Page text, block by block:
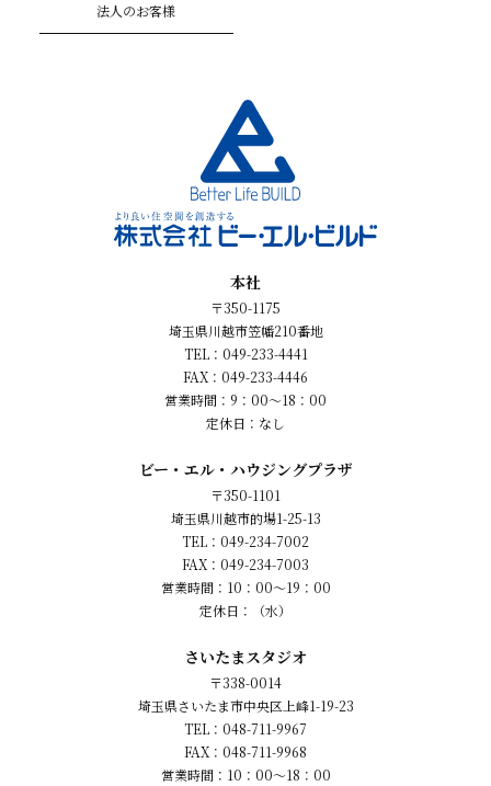
法人のお客様
本社
〒350-1175
埼玉県川越市笠幡210番地
TEL：049-233-4441
FAX：049-233-4446
営業時間：9：00～18：00
定休日：なし
ビー・エル・ハウジングプラザ
〒350-1101
埼玉県川越市的場1-25-13
TEL：049-234-7002
FAX：049-234-7003
営業時間：10：00～19：00
定休日：（水）
さいたまスタジオ
〒338-0014
埼玉県さいたま市中央区上峰1-19-23
TEL：048-711-9967
FAX：048-711-9968
営業時間：10：00～18：00